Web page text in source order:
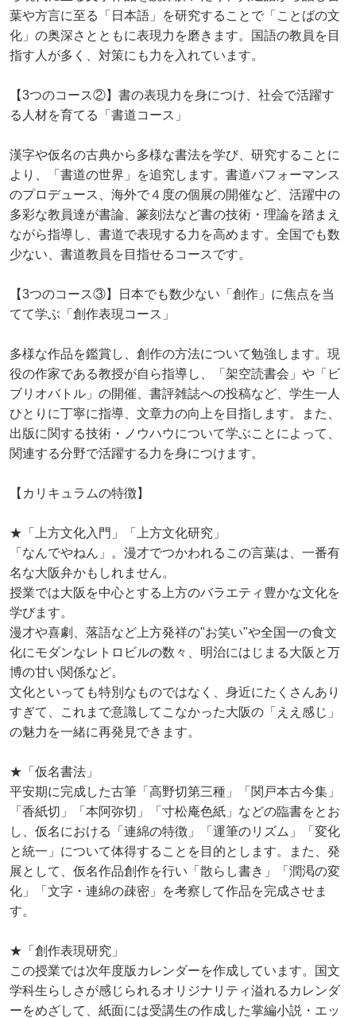
葉や⽅⾔に⾄る「⽇本語」を研究することで「ことばの⽂
化」の奥深さとともに表現⼒を磨きます。国語の教員を目
指す⼈が多く、対策にも⼒を⼊れています。
【3つのコース②】書の表現⼒を⾝につけ、社会で活躍す
る⼈材を育てる「書道コース」
漢字や仮名の古典から多様な書法を学び、研究することに
より、「書道の世界」を追究します。書道パフォーマンス
のプロデュース、海外で４度の個展の開催など、活躍中の
多彩な教員達が書論、篆刻法など書の技術・理論を踏まえ
ながら指導し、書道で表現する⼒を⾼めます。全国でも数
少ない、書道教員を目指せるコースです。
【3つのコース③】⽇本でも数少ない「創作」に焦点を当
てて学ぶ「創作表現コース」
多様な作品を鑑賞し、創作の⽅法について勉強します。現
役の作家である教授が⾃ら指導し、「架空読書会」や「ビ
ブリオバトル」の開催、書評雑誌への投稿など、学⽣⼀⼈
ひとりに丁寧に指導、⽂章⼒の向上を目指します。また、
出版に関する技術・ノウハウについて学ぶことによって、
関連する分野で活躍する⼒を⾝につけます。
【カリキュラムの特徴】
★「上方文化入門」「上方文化研究」
「なんでやねん」。漫才でつかわれるこの言葉は、一番有
名な大阪弁かもしれません。
授業では大阪を中心とする上方のバラエティ豊かな文化を
学びます。
漫才や喜劇、落語など上方発祥の"お笑い"や全国一の食文
化にモダンなレトロビルの数々、明治にはじまる大阪と万
博の甘い関係など。
文化といっても特別なものではなく、身近にたくさんあり
すぎて、これまで意識してこなかった大阪の「ええ感じ」
の魅力を一緒に再発見できます。
★「仮名書法」
平安期に完成した古筆「高野切第三種」「関戸本古今集」
「香紙切」「本阿弥切」「寸松庵色紙」などの臨書をとお
し、仮名における「連綿の特徴」「運筆のリズム」「変化
と統一」について体得することを目的とします。また、発
展として、仮名作品創作を行い「散らし書き」「潤渇の変
化」「文字・連綿の疎密」を考察して作品を完成させま
す。
★「創作表現研究」
この授業では次年度版カレンダーを作成しています。国文
学科生らしさが感じられるオリジナリティ溢れるカレンダ
ーをめざして、紙面には受講生の作成した掌編小説・エッ